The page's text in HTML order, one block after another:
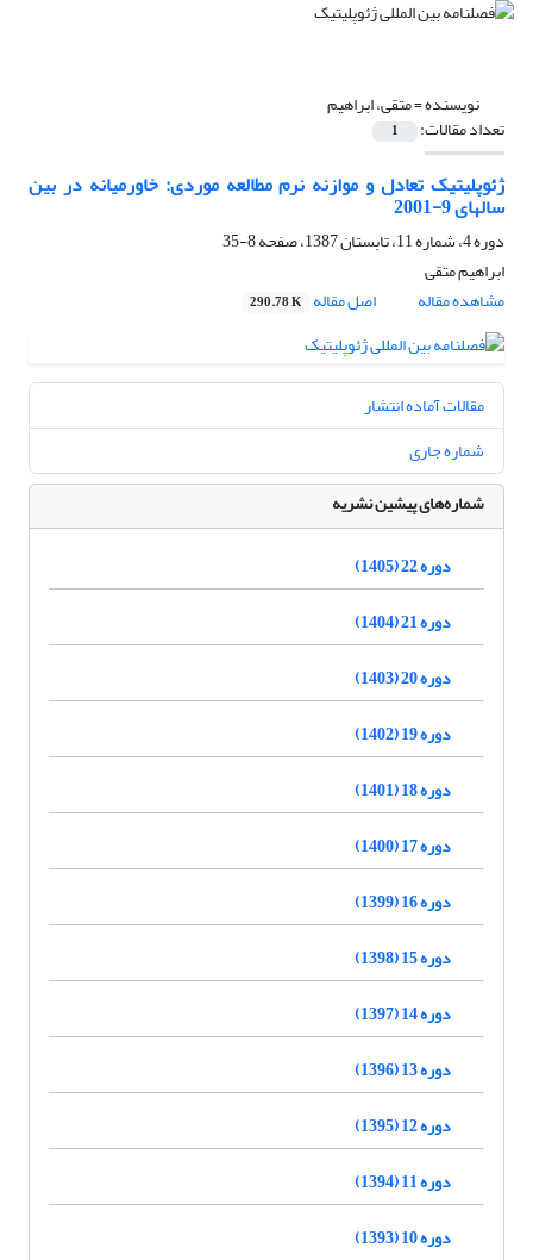
نویسنده =متقی‌، ابراهیم
تعداد مقالات: 1
ژئوپلیتیک تعادل و موازنه نرم مطالعه موردی: خاورمیانه در بین
سالهای 9-2001
دوره 4، شماره 11، تابستان 1387، صفحه
8-35
ابراهیم متقی‌
مشاهده مقاله
اصل مقاله 290.78 K
مقالات آماده انتشار
شماره جاری
شماره‌های پیشین نشریه
دوره 22 (1405)
دوره 21 (1404)
دوره 20 (1403)
دوره 19 (1402)
دوره 18 (1401)
دوره 17 (1400)
دوره 16 (1399)
دوره 15 (1398)
دوره 14 (1397)
دوره 13 (1396)
دوره 12 (1395)
دوره 11 (1394)
دوره 10 (1393)